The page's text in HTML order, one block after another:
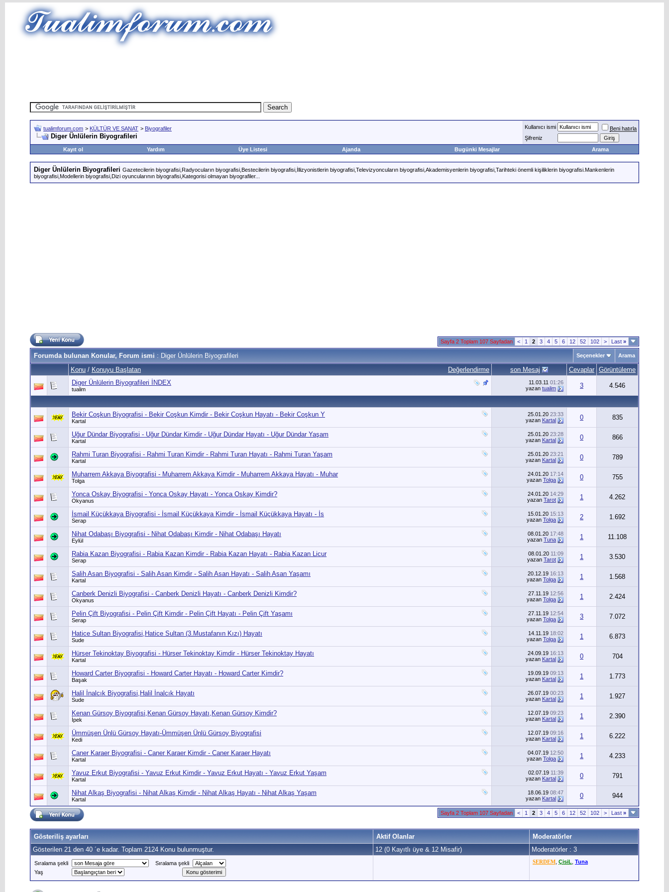
tualimforum.com > KÜLTÜR VE SANAT > Biyografiler
Diger Ünlülerin Biyografileri
Kullanıcı ismi
Beni hatırla
Şifreniz
Kayıt ol
Yardım Üye Listesi Ajanda Bugünki Mesajlar Arama
Diger Ünlülerin Biyografileri Gazetecilerin biyografisi,Radyocuların biyografisi,Bestecilerin biyografisi,İllizyonistlerin biyografisi,Televizyoncuların biyografisi,Akademisyenlerin biyografisi,Tarihteki önemli kişiliklerin biyografisi.Mankenlerin
biyografisi,Modellerin biyografisi,Dizi oyuncularının biyografisi,Kategorisi olmayan biyografiler...
Sayfa 2 Toplam 107 Sayfadan < 1 2 3 4 5 6 12 52 102 > Last »
Forumda bulunan Konular, Forum ismi : Diger Ünlülerin Biyografileri Seçenekler Arama
Değerlendirme
Konu / Konuyu Başlatan son Mesaj Cevaplar Görüntüleme
Diger Ünlülerin Biyografileri İNDEX
tualim
11.03.11 01:26
yazan tualim 3 4.546
Bekir Coşkun Biyografisi - Bekir Coşkun Kimdir - Bekir Coşkun Hayatı - Bekir Coşkun Y
Kartal
25.01.20 23:33
yazan Kartal 0 835
Uğur Dündar Biyografisi - Uğur Dündar Kimdir - Uğur Dündar Hayatı - Uğur Dündar Yaşam
Kartal
25.01.20 23:28
yazan Kartal 0 866
Rahmi Turan Biyografisi - Rahmi Turan Kimdir - Rahmi Turan Hayatı - Rahmi Turan Yaşam
Kartal
25.01.20 23:21
yazan Kartal 0 789
Muharrem Akkaya Biyografisi - Muharrem Akkaya Kimdir - Muharrem Akkaya Hayatı - Muhar
Tolga
24.01.20 17:14
yazan Tolga 0 755
Yonca Oskay Biyografisi - Yonca Oskay Hayatı - Yonca Oskay Kimdir?
Okyanus
24.01.20 14:29
yazan Tarot 1 4.262
İsmail Küçükkaya Biyografisi - İsmail Küçükkaya Kimdir - İsmail Küçükkaya Hayatı - İs
Serap
15.01.20 15:13
yazan Tolga 2 1.692
Nihat Odabaşı Biyografisi - Nihat Odabaşı Kimdir - Nihat Odabaşı Hayatı
Eylül
08.01.20 17:48
yazan Tuna 1 11.108
Rabia Kazan Biyografisi - Rabia Kazan Kimdir - Rabia Kazan Hayatı - Rabia Kazan Licur
Serap
08.01.20 11:09
yazan Tarot 1 3.530
Salih Asan Biyografisi - Salih Asan Kimdir - Salih Asan Hayatı - Salih Asan Yaşamı
Kartal
20.12.19 16:13
yazan Tolga 1 1.568
Canberk Denizli Biyografisi - Canberk Denizli Hayatı - Canberk Denizli Kimdir?
Okyanus
27.11.19 12:56
yazan Tolga 1 2.424
Pelin Çift Biyografisi - Pelin Çift Kimdir - Pelin Çift Hayatı - Pelin Çift Yaşamı
Serap
27.11.19 12:54
yazan Tolga 3 7.072
Hatice Sultan Biyografisi,Hatice Sultan (3.Mustafanın Kızı) Hayatı
Sude
14.11.19 18:02
yazan Tolga 1 6.873
Hürser Tekinoktay Biyografisi - Hürser Tekinoktay Kimdir - Hürser Tekinoktay Hayatı
Kartal
24.09.19 16:13
yazan Kartal 0 704
Howard Carter Biyografisi - Howard Carter Hayatı - Howard Carter Kimdir?
Başak
19.09.19 09:13
yazan Kartal 1 1.773
Halil İnalcık Biyografisi,Halil İnalcık Hayatı
Sude
26.07.19 00:23
yazan Kartal 1 1.927
Kenan Gürsoy Biyografisi,Kenan Gürsoy Hayatı,Kenan Gürsoy Kimdir?
İpek
12.07.19 09:23
yazan Kartal 1 2.390
Ümmüşen Ünlü Gürsoy Hayatı-Ümmüşen Ünlü Gürsoy Biyografisi
Kedi
12.07.19 09:16
yazan Kartal 1 6.222
Caner Karaer Biyografisi - Caner Karaer Kimdir - Caner Karaer Hayatı
Kartal
04.07.19 12:50
yazan Tolga 1 4.233
Yavuz Erkut Biyografisi - Yavuz Erkut Kimdir - Yavuz Erkut Hayatı - Yavuz Erkut Yaşam
Kartal
02.07.19 11:39
yazan Kartal 0 791
Nihat Alkaş Biyografisi - Nihat Alkaş Kimdir - Nihat Alkaş Hayatı - Nihat Alkaş Yaşam
Kartal
18.06.19 08:47
yazan Kartal 0 944
Sayfa 2 Toplam 107 Sayfadan < 1 2 3 4 5 6 12 52 102 > Last »
Gösteriliş ayarları Aktif Olanlar
Moderatörler
Gösterilen 21 den 40 ´e kadar. Toplam 2124 Konu bulunmuştur.
12 (0 Kayıtlı üye & 12 Misafir) Moderatörler : 3
Sıralama şekli
Sıralama şekli
Yaş
SERDEM ÇisiL Tuna